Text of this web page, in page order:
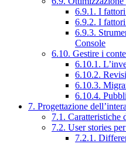
6.9.1. I fattori
6.9.2. I fattori
6.9.3.
Console
6.10. Gestire i
6.10.1.
6.10.2.
6.10.3.
6.10.4.
7. Progettazione
7.1. Caratteristiche
7.2. User stories
7.2.1.